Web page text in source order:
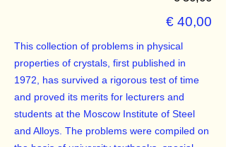
€ 40,00
This collection of problems in physical
properties of crystals, first published in
1972, has survived a rigorous test of time
and proved its merits for lecturers and
students at the Moscow Institute of Steel
and Alloys. The problems were compiled on